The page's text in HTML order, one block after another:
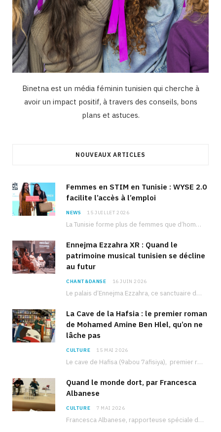
Binetna est un média féminin tunisien qui cherche à
avoir un impact positif, à travers des conseils, bons
plans et astuces.
NOUVEAUX ARTICLES
Femmes en STIM en Tunisie : WYSE 2.0
facilite l’accès à l’emploi
NEWS 15 JUILLET 2026
La Tunisie forme plus de femmes que d’hommes dans les filières scientifiques. Pourtant, pour beaucoup…
Ennejma Ezzahra XR : Quand le
patrimoine musical tunisien se décline
au futur
CHANT&DANSE 16 JUIN 2026
Le palais d’Ennejma Ezzahra, ce sanctuaire de la musique tunisienne et méditerranéenne construit par le…
La Cave de la Hafsia : le premier roman
de Mohamed Amine Ben Hlel, qu’on ne
lâche pas
CULTURE 15 MAI 2026
Le cave de Hafisa (9abou 7afisiya), premier roman du journaliste tunisien Mohamed Amine Ben Hlel,…
Quand le monde dort, par Francesca
Albanese
CULTURE 7 MAI 2026
Francesca Albanese, rapporteuse spéciale de l’ONU sur les territoires palestiniens occupés, était à Tunis pour…